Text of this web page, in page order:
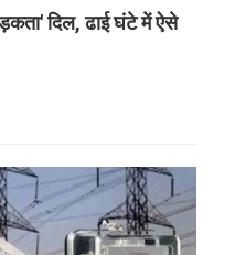
दिल, ढाई घंटे में ऐसे